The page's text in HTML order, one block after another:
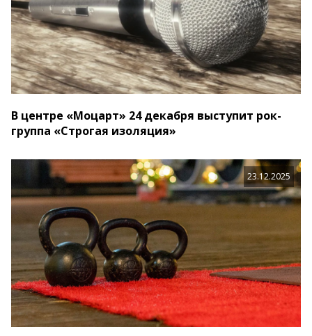
В центре «Моцарт» 24 декабря выступит рок-
группа «Строгая изоляция»
23.12.2025